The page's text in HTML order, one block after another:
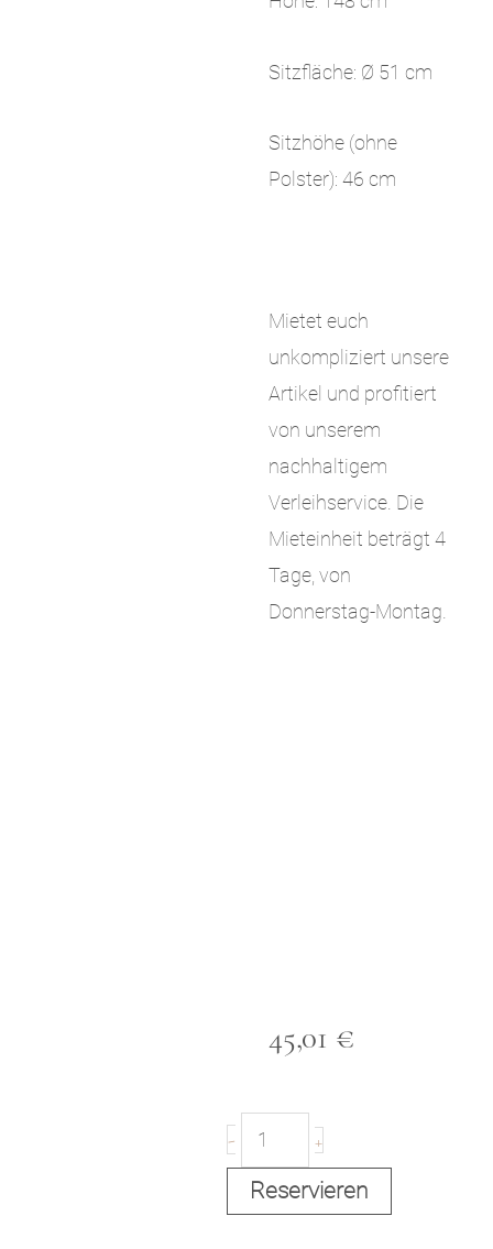
Sitzfläche: Ø 51 cm
Sitzhöhe (ohne
Polster): 46 cm
Mietet euch
unkompliziert unsere
Artikel und profitiert
von unserem
nachhaltigem
Verleihservice. Die
Mieteinheit beträgt 4
Tage, von
Donnerstag-Montag.
45,01 €
- T
+
Reservieren